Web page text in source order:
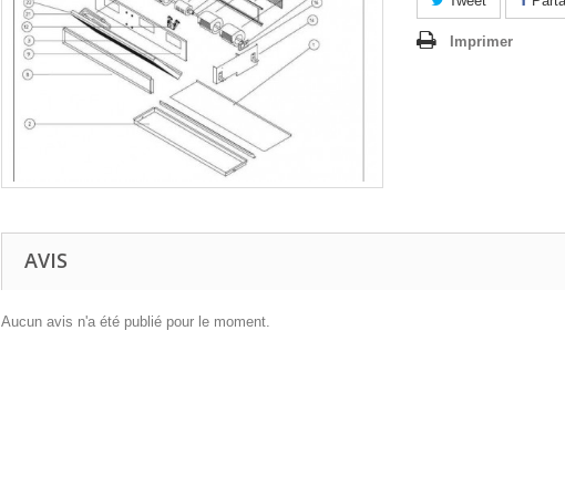
Imprimer
AVIS
Aucun avis n'a été publié pour le moment.